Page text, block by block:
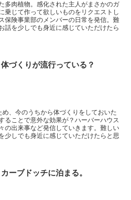
多肉植物。感化された主人がまさかのガ
乗じて作って欲しいものをリクエストし
保険事業部のメンバーの日常を発信。難
話を少しでも身近に感じていただけたら
体づくりが流行っている？
め、今のうちから体づくりをしておいた
ることで意外な効果が？ハーバーハウス
の出来事など発信していきます。難しい
少しでも身近に感じていただけたらと思
カーブドッチに泊まる。